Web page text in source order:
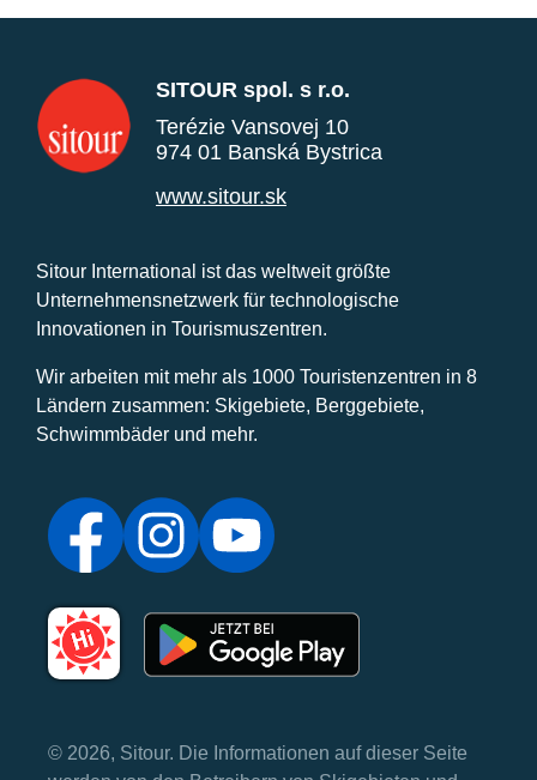
SITOUR spol. s r.o.
Terézie Vansovej 10
974 01 Banská Bystrica
www.sitour.sk
Sitour International ist das weltweit größte
Unternehmensnetzwerk für technologische
Innovationen in Tourismuszentren.
Wir arbeiten mit mehr als 1000 Touristenzentren in 8
Ländern zusammen: Skigebiete, Berggebiete,
Schwimmbäder und mehr.
© 2026, Sitour. Die Informationen auf dieser Seite